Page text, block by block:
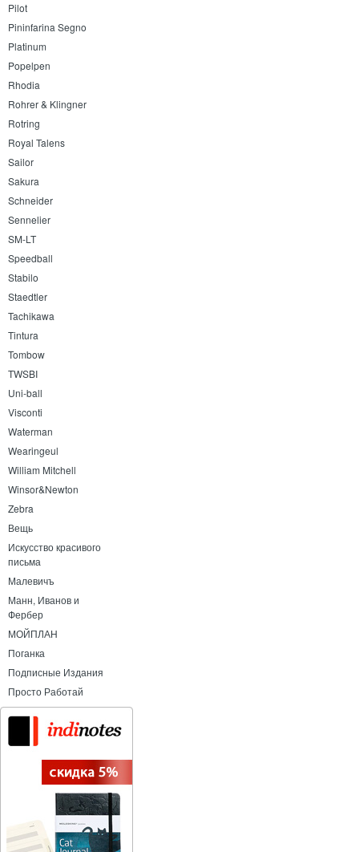
Pilot
Pininfarina Segno
Platinum
Popelpen
Rhodia
Rohrer & Klingner
Rotring
Royal Talens
Sailor
Sakura
Schneider
Sennelier
SM-LT
Speedball
Stabilo
Staedtler
Tachikawa
Tintura
Tombow
TWSBI
Uni-ball
Visconti
Waterman
Wearingeul
William Mitchell
Winsor&Newton
Zebra
Вещь
Искусство красивого
письма
Малевичъ
Манн, Иванов и
Фербер
МОЙПЛАН
Поганка
Подписные Издания
Просто Работай